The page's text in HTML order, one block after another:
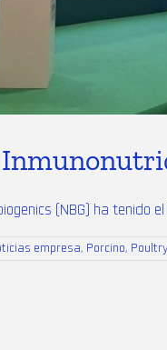
(NBG) ha tenido el
empresa, Porcino, Poultry